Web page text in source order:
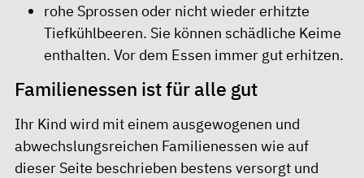
rohe Sprossen oder nicht wieder erhitzte
Tiefkühlbeeren. Sie können schädliche Keime
enthalten. Vor dem Essen immer gut erhitzen.
Familienessen ist für alle gut
Ihr Kind wird mit einem ausgewogenen und
abwechslungsreichen Familienessen wie auf
dieser Seite beschrieben bestens versorgt und